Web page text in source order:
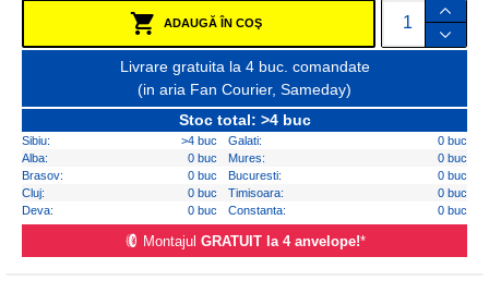
ADAUGĂ ÎN COŞ
Livrare gratuita la 4 buc. comandate
(in aria Fan Courier, Sameday)
Stoc total: >4 buc
Sibiu: >4 buc Galati:
0 buc
Alba:
0 buc Mures:
0 buc
Brasov:
0 buc Bucuresti:
0 buc
Cluj:
0 buc Timisoara:
0 buc
Deva:
0 buc Constanta: 0 buc
Montajul GRATUIT la 4 anvelope!*